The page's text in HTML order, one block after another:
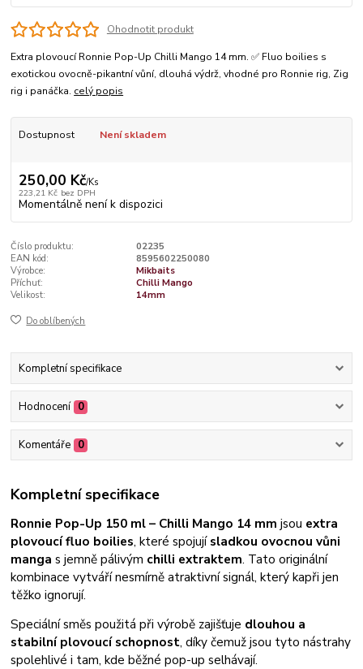
Ohodnotit produkt
Extra plovoucí Ronnie Pop-Up Chilli Mango 14 mm. ✅ Fluo boilies s
exotickou ovocně-pikantní vůní, dlouhá výdrž, vhodné pro Ronnie rig, Zig
rig i panáčka. celý popis
Dostupnost Není skladem
250,00 Kč/Ks
223,21 Kč bez DPH
Momentálně není k dispozici
Číslo produktu:
02235
EAN kód:
8595602250080
Výrobce:
Mikbaits
Příchuť:
Chilli Mango
Velikost:
14mm
Do oblíbených
Kompletní specifikace
Hodnocení 0
Komentáře 0
Kompletní specifikace
Ronnie Pop-Up 150 ml – Chilli Mango 14 mm jsou extra
plovoucí fluo boilies, které spojujísladkou ovocnou vůni
manga s jemně pálivým chilli extraktem. Tato originální
kombinace vytváří nesmírně atraktivní signál, který kapři jen
těžko ignorují.
Speciální směs použitá při výrobě zajišťuje dlouhou a
stabilní plovoucí schopnost, díky čemuž jsou tyto nástrahy
spolehlivé i tam, kde běžné pop-up selhávají.